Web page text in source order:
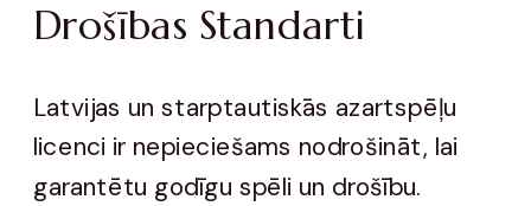
Drošības Standarti
Latvijas un starptautiskās azartspēļu
licenci ir nepieciešams nodrošināt, lai
garantētu godīgu spēli un drošību.